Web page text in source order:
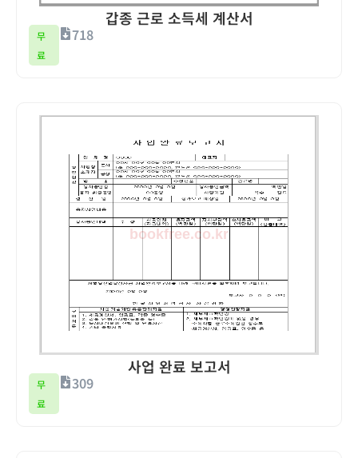
갑종 근로 소득세 계산서
무
료
718
사업 완료 보고서
무
료
309